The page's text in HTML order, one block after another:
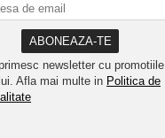
newsletter cu promotiile
Afla mai multe in Politica de